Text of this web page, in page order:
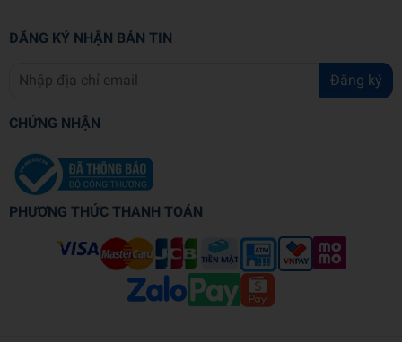
ĐĂNG KÝ NHẬN BẢN TIN
Đăng ký
CHỨNG NHẬN
PHƯƠNG THỨC THANH TOÁN